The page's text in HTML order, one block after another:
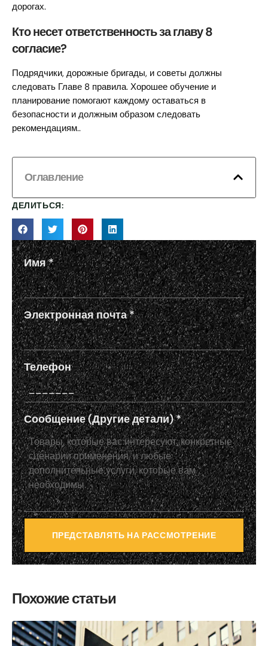
дорогах.
Кто несет ответственность за главу 8
согласие?
Подрядчики, дорожные бригады, и советы должны
следовать Главе 8 правила. Хорошее обучение и
планирование помогают каждому оставаться в
безопасности и должным образом следовать
рекомендациям..
Оглавление
ДЕЛИТЬСЯ:
Имя*
Электронная почта*
Телефон
Сообщение (Другие детали)*
ПРЕДСТАВЛЯТЬ НА РАССМОТРЕНИЕ
Похожие статьи